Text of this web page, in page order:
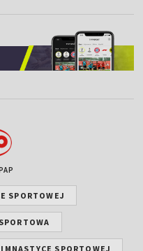
SPORTOWEJ
SPORTOWEJ
SPORTOWEJ